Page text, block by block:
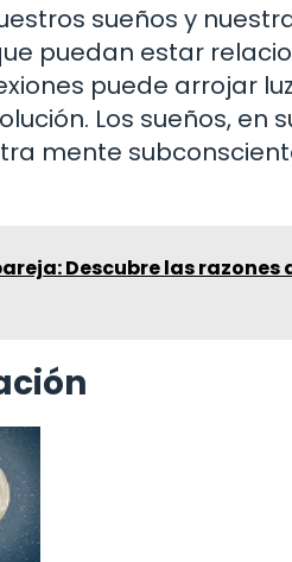
sueños y
puedan estar
puede arrojar
Los sueños, en
mente
Descubre las razones